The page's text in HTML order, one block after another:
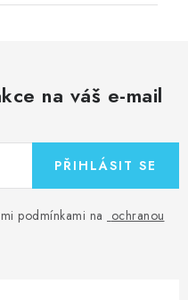
na váš e-mail
podmínkami na ochranou
PŘIHLÁSIT SE